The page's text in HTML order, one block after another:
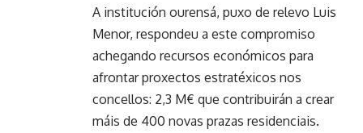
A institución ourensá, puxo de relevo Luis
Menor, respondeu a este compromiso
achegando recursos económicos para
afrontar proxectos estratéxicos nos
concellos: 2,3 M€ que contribuirán a crear
máis de 400 novas prazas residenciais.